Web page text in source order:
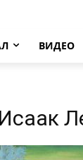
ВИДЕО